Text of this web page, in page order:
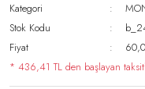
Kategori
Stok Kodu
Fiyat
* 436,41 TL den başlayan